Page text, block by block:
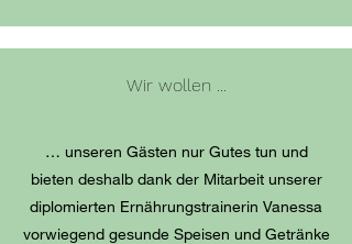
Wir wollen ...
… unseren Gästen nur Gutes tun und
bieten deshalb dank der Mitarbeit unserer
diplomierten Ernährungstrainerin Vanessa
vorwiegend gesunde Speisen und Getränke